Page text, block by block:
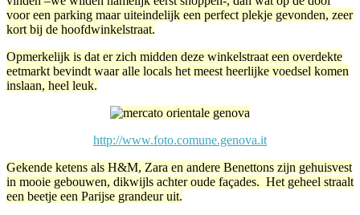
voor een parking maar uiteindelijk een perfect plekje gevonden, zeer
kort bij de hoofdwinkelstraat.
Opmerkelijk is dat er zich midden deze winkelstraat een overdekte
eetmarkt bevindt waar alle locals het meest heerlijke voedsel komen
inslaan, heel leuk.
http://www.foto.comune.genova.it
Gekende ketens als H&M, Zara en andere Benettons zijn gehuisvest
in mooie gebouwen, dikwijls achter oude façades. Het geheel straalt
een beetje een Parijse grandeur uit.